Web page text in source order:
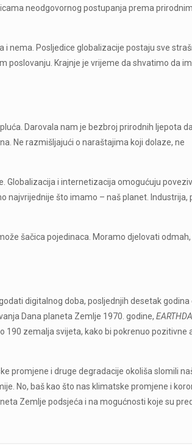
neodgovornog postupanja prema prirodnim
i nema. Posljedice globalizacije postaju sve
poslovanju. Krajnje je vrijeme da shvatimo da
Darovala nam je bezbroj prirodnih ljepota
Ne razmišljajući o naraštajima koji dolaze, ne
Globalizacija i internetizacija omogućuju
najvrijednije što imamo – naš planet. Industrija,
šačica pojedinaca. Moramo djelovati odmah,
digitalnog doba, posljednjih desetak godina
Dana planeta Zemlje 1970. godine,
190 zemalja svijeta, kako bi pokrenuo pozitivne
promjene i druge degradacije okoliša slomili
No, baš kao što nas klimatske promjene i
Zemlje podsjeća i na mogućnosti koje su